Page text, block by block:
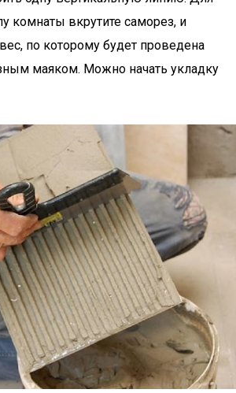
комнаты вкрутите саморез, и
по которому будет проведена
маяком. Можно начать укладку